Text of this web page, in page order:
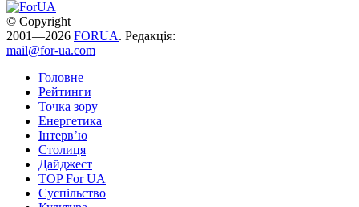
© Copyright
2001—2026 FORUA. Редакція:
mail@for-ua.com
Головне
Рейтинги
Точка зору
Енергетика
Інтерв’ю
Столиця
Дайджест
TOP For UA
Суспiльство